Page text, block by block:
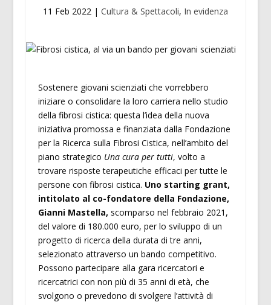
11 Feb 2022| Cultura & Spettacoli, In evidenza
Sostenere giovani scienziati che vorrebbero
iniziare o consolidare la loro carriera nello studio
della fibrosi cistica: questa l’idea della nuova
iniziativa promossa e finanziata dalla Fondazione
per la Ricerca sulla Fibrosi Cistica, nell’ambito del
piano strategico Una cura per tutti, volto a
trovare risposte terapeutiche efficaci per tutte le
persone con fibrosi cistica. Uno starting grant,
intitolato al co-fondatore della Fondazione,
Gianni Mastella, scomparso nel febbraio 2021,
del valore di 180.000 euro, per lo sviluppo di un
progetto di ricerca della durata di tre anni,
selezionato attraverso un bando competitivo.
Possono partecipare alla gara ricercatori e
ricercatrici con non più di 35 anni di età, che
svolgono o prevedono di svolgere l’attività di